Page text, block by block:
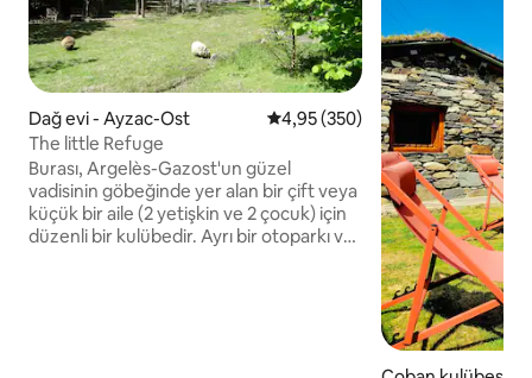
Dağ evi - Ayzac-Ost 5 üzerinden ortalama 4,95
4,95 (350)
The little Refuge
Burası, Argelès-Gazost'un güzel
vadisinin göbeğinde yer alan bir çift veya
küçük bir aile (2 yetişkin ve 2 çocuk) için
düzenli bir kulübedir. Ayrı bir otoparkı ve